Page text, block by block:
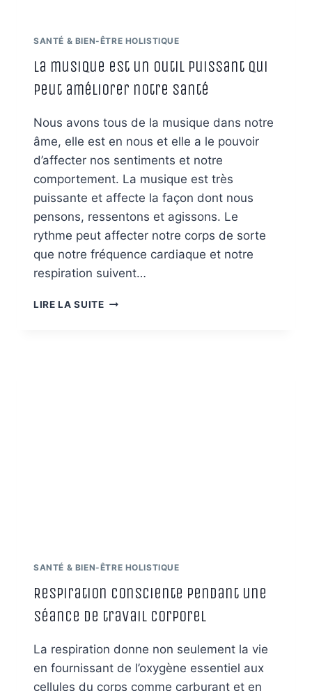
SANTÉ & BIEN-ÊTRE HOLISTIQUE
La musique est un outil puissant qui
peut améliorer notre santé
Nous avons tous de la musique dans notre
âme, elle est en nous et elle a le pouvoir
d’affecter nos sentiments et notre
comportement. La musique est très
puissante et affecte la façon dont nous
pensons, ressentons et agissons. Le
rythme peut affecter notre corps de sorte
que notre fréquence cardiaque et notre
respiration suivent…
LIRE LA SUITELA
SANTÉ & BIEN-ÊTRE HOLISTIQUE
Respiration consciente pendant une
séance de travail corporel
La respiration donne non seulement la vie
en fournissant de l’oxygène essentiel aux
cellules du corps comme carburant et en